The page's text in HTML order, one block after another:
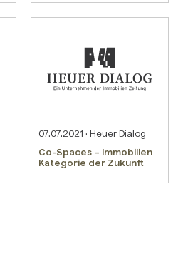
07.07.2021 · Heuer Dialog
Co-Spaces – Immobilien
Kategorie der Zukunft